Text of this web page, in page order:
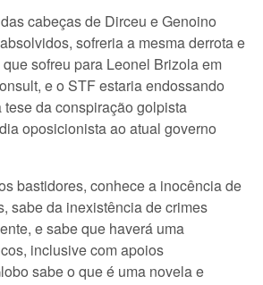
cabeças de Dirceu e Genoino
sofreria a mesma derrota e
sofreu para Leonel Brizola em
e o STF estaria endossando
da conspiração golpista
oposicionista ao atual governo
bastidores, conhece a inocência de
sabe da inexistência de crimes
e sabe que haverá uma
inclusive com apoios
sabe o que é uma novela e